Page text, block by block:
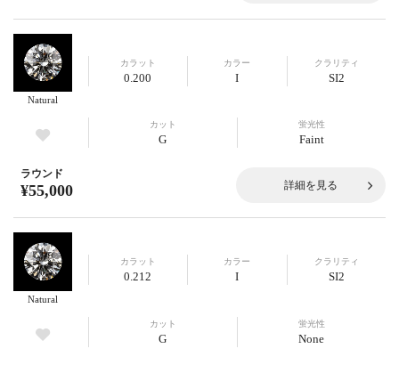
Natural
カラット
0.200
カラー
I
クラリティ
SI2
カット
G
蛍光性
Faint
ラウンド
¥55,000 詳細を見る
Natural
カラット
0.212
カラー
I
クラリティ
SI2
カット
G
蛍光性
None